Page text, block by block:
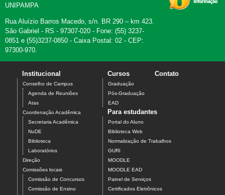
UNIPAMPA
Rua Aluízio Barros Macedo, s/n. BR 290 – km 423.
São Gabriel - RS - 97307-020 - Fone: (55) 3237-
0851 e (55)3237-0850 - Caixa Postal: 02 - CEP:
97300-970.
Institucional
Conselho de Campus
Agenda de Reuniões
Atas
Coordenação Acadêmica
Secretaria Acadêmica
NuDE
Biblioteca
Laboratórios
Direção
Comissões locais
Comissão de Concursos
Comissão de Ensino
Cursos
Graduação
Pós-Graduação
EAD
Contato
Para estudantes
Portal do Aluno
Biblioteca Web
Normalização de Trabalhos
GURI
MOODLE
MOODLE EAD
Painel de Serviços
Certificados Eletrônicos